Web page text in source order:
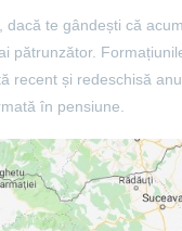
te gândești că
pătrunzător.
recent și redeschisă
în pensiune.